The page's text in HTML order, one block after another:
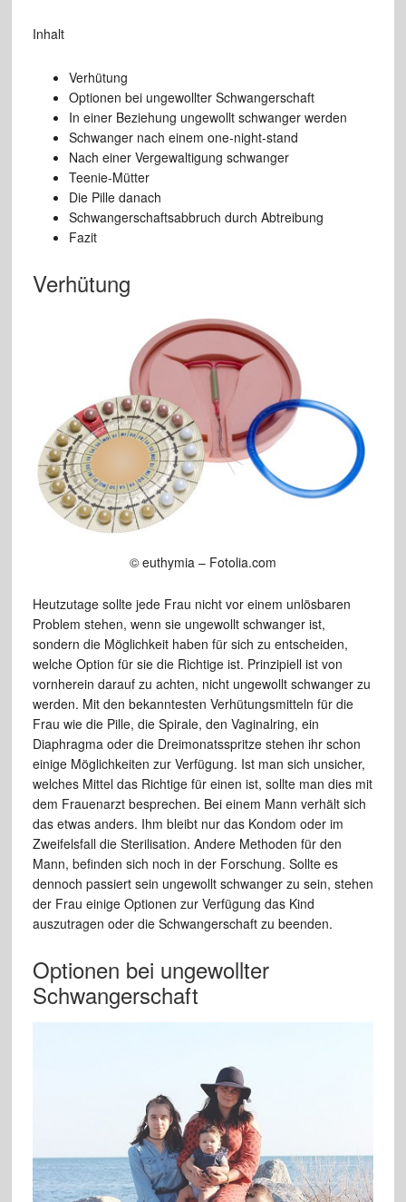
Inhalt
Verhütung
Optionen bei ungewollter Schwangerschaft
In einer Beziehung ungewollt schwanger werden
Schwanger nach einem one-night-stand
Nach einer Vergewaltigung schwanger
Teenie-Mütter
Die Pille danach
Schwangerschaftsabbruch durch Abtreibung
Fazit
Verhütung
© euthymia – Fotolia.com
Heutzutage sollte jede Frau nicht vor einem unlösbaren
Problem stehen, wenn sie ungewollt schwanger ist,
sondern die Möglichkeit haben für sich zu entscheiden,
welche Option für sie die Richtige ist. Prinzipiell ist von
vornherein darauf zu achten, nicht ungewollt schwanger zu
werden. Mit den bekanntesten Verhütungsmitteln für die
Frau wie die Pille, die Spirale, den Vaginalring, ein
Diaphragma oder die Dreimonatsspritze stehen ihr schon
einige Möglichkeiten zur Verfügung. Ist man sich unsicher,
welches Mittel das Richtige für einen ist, sollte man dies mit
dem Frauenarzt besprechen. Bei einem Mann verhält sich
das etwas anders. Ihm bleibt nur das Kondom oder im
Zweifelsfall die Sterilisation. Andere Methoden für den
Mann, befinden sich noch in der Forschung. Sollte es
dennoch passiert sein ungewollt schwanger zu sein, stehen
der Frau einige Optionen zur Verfügung das Kind
auszutragen oder die Schwangerschaft zu beenden.
Optionen bei ungewollter
Schwangerschaft